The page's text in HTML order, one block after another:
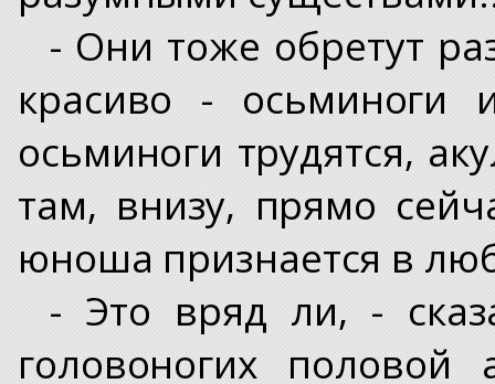
- Они тоже обретут
красиво - осьминоги
осьминоги трудятся,
там, внизу, прямо
юноша признается в
- Это вряд ли, -
головоногих